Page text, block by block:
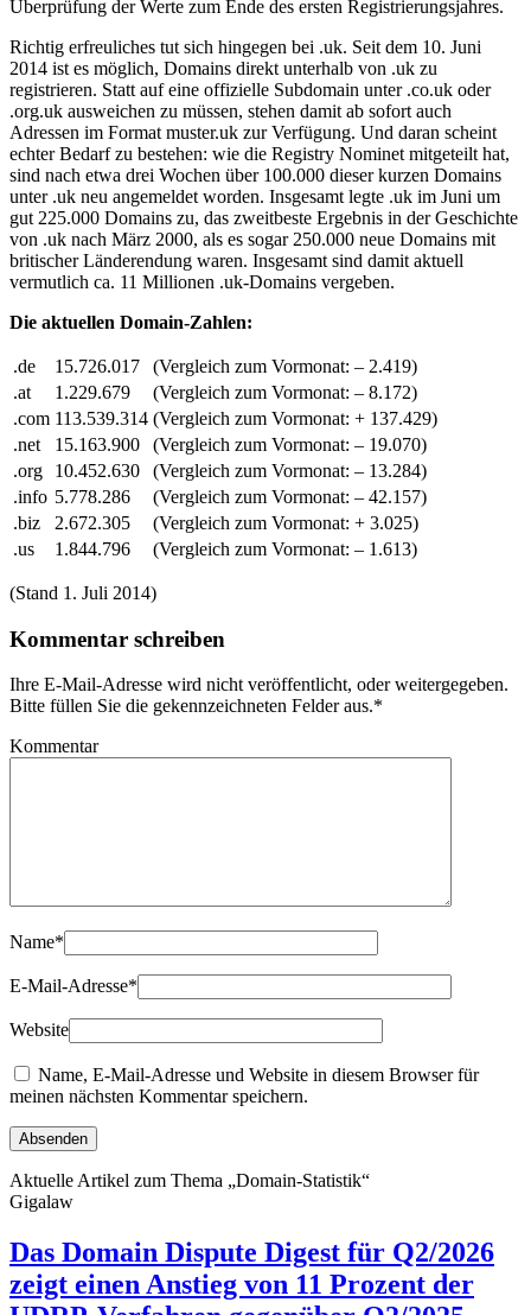
Überprüfung der Werte zum Ende des ersten Registrierungsjahres.
Richtig erfreuliches tut sich hingegen bei .uk. Seit dem 10. Juni
2014 ist es möglich, Domains direkt unterhalb von .uk zu
registrieren. Statt auf eine offizielle Subdomain unter .co.uk oder
.org.uk ausweichen zu müssen, stehen damit ab sofort auch
Adressen im Format muster.uk zur Verfügung. Und daran scheint
echter Bedarf zu bestehen: wie die Registry Nominet mitgeteilt hat,
sind nach etwa drei Wochen über 100.000 dieser kurzen Domains
unter .uk neu angemeldet worden. Insgesamt legte .uk im Juni um
gut 225.000 Domains zu, das zweitbeste Ergebnis in der Geschichte
von .uk nach März 2000, als es sogar 250.000 neue Domains mit
britischer Länderendung waren. Insgesamt sind damit aktuell
vermutlich ca. 11 Millionen .uk-Domains vergeben.
Die aktuellen Domain-Zahlen:
.de 15.726.017
(Vergleich zum Vormonat: – 2.419)
.at
1.229.679
(Vergleich zum Vormonat: – 8.172)
.com 113.539.314 (Vergleich zum Vormonat: + 137.429)
.net
15.163.900
(Vergleich zum Vormonat: – 19.070)
.org
10.452.630
(Vergleich zum Vormonat: – 13.284)
.info 5.778.286
(Vergleich zum Vormonat: – 42.157)
.biz
2.672.305
(Vergleich zum Vormonat: + 3.025)
.us
1.844.796 (Vergleich zum Vormonat: – 1.613)
(Stand 1. Juli 2014)
Kommentar schreiben
Ihre E-Mail-Adresse wird nicht veröffentlicht, oder weitergegeben.
Bitte füllen Sie die gekennzeichneten Felder aus.*
Kommentar
Name*
E-Mail-Adresse*
Website
Name, E-Mail-Adresse und Website in diesem Browser für
meinen nächsten Kommentar speichern.
Aktuelle Artikel zum Thema „Domain-Statistik“
Gigalaw
Das Domain Dispute Digest für Q2/2026
zeigt einen Anstieg von 11 Prozent der